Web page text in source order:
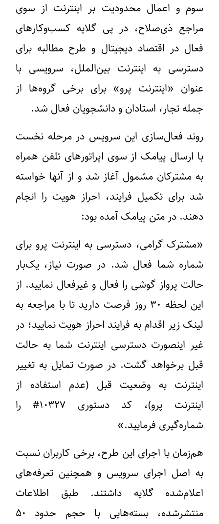
سوم و اعمال محدودیت بر اینترنت از سوی
مراجع ذی‌صلاح، در پی گلایه کسب‌وکارهای
فعال در اقتصاد دیجیتال و طرح مطالبه برای
دسترسی به اینترنت بین‌الملل، سرویسی با
عنوان «اینترنت پرو» برای برخی گروه‌ها از
جمله تجار، استادان و دانشجویان فعال شد.
روند فعال‌سازی این سرویس در مرحله نخست
با ارسال پیامک از سوی اپراتورهای تلفن همراه
به مشترکان مشمول آغاز شد و از آنها خواسته
شد برای تکمیل فرایند، احراز هویت را انجام
دهند. در متن پیامک آمده بود:
«مشترک گرامی، دسترسی به اینترنت پرو برای
شماره شما فعال شد. در صورت نیاز، یک‌بار
حالت پرواز گوشی را فعال و غیرفعال نمایید. از
این لحظه ۳۰ روز فرصت دارید تا با مراجعه به
لینک زیر اقدام به فرایند احراز هویت نمایید؛ در
غیر اینصورت دسترسی اینترنت شما به حالت
قبل برخواهد گشت. در صورت تمایل به تغییر
اینترنت به وضعیت قبل (عدم استفاده از
اینترنت پرو)، کد دستوری ۱۰۳۲۷# را
شماره‌گیری فرمایید.»
هم‌زمان با اجرای این طرح، برخی کاربران نسبت
به اصل اجرای سرویس و همچنین تعرفه‌های
اعلام‌شده گلایه داشتند. طبق اطلاعات
منتشرشده، بسته‌هایی با حجم
حدود ۵۰